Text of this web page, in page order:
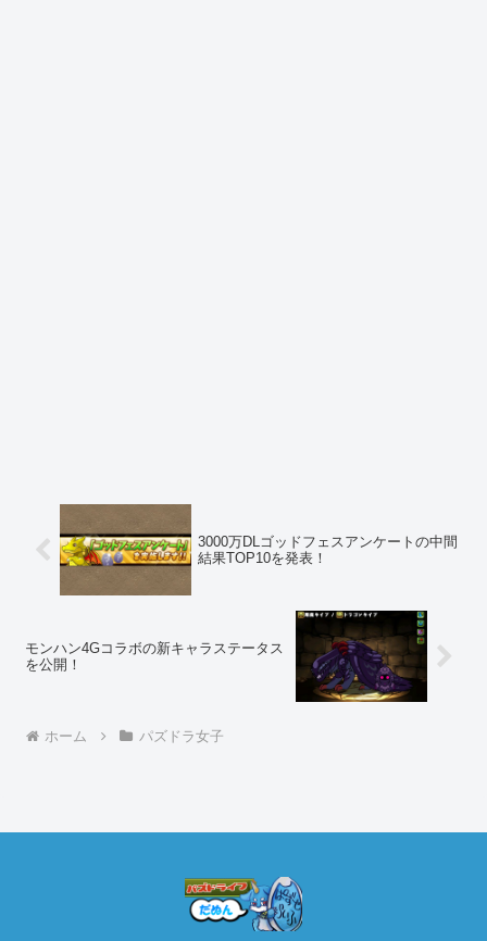
3000万DLゴッドフェスアンケートの中間
結果TOP10を発表！
モンハン4Gコラボの新キャラステータス
を公開！
ホーム パズドラ女子